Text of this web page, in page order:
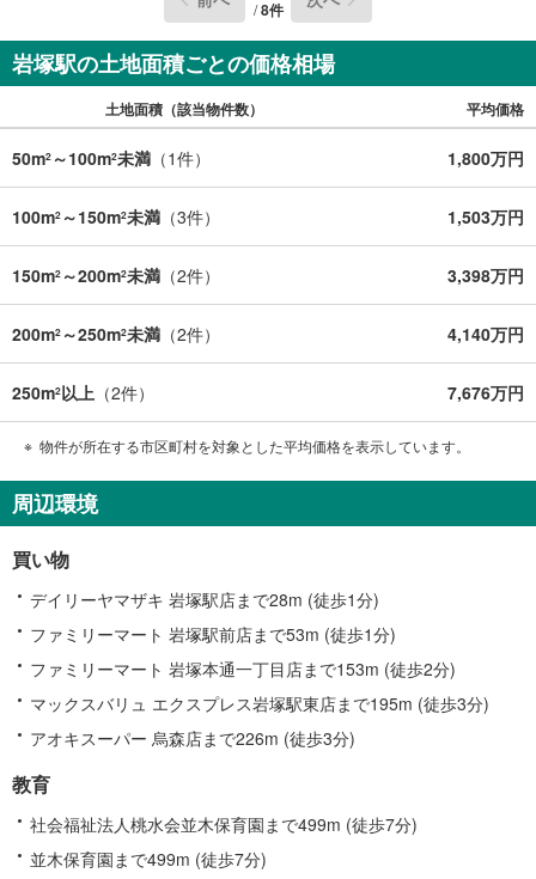
/8件
岩塚駅の土地面積ごとの価格相場
土地面積（該当物件数） 平均価格
50m2 ～100m2未満 （1件） 1,800万円
100m2 ～150m2未満 （3件） 1,503万円
150m2 ～200m2未満 （2件） 3,398万円
200m2 ～250m2未満 （2件） 4,140万円
250m2以上 （2件） 7,676万円
物件が所在する市区町村を対象とした平均価格を表示しています。
周辺環境
買い物
デイリーヤマザキ 岩塚駅店まで28m (徒歩1分)
ファミリーマート 岩塚駅前店まで53m (徒歩1分)
ファミリーマート 岩塚本通一丁目店まで153m (徒歩2分)
マックスバリュ エクスプレス岩塚駅東店まで195m (徒歩3分)
アオキスーパー 烏森店まで226m (徒歩3分)
教育
社会福祉法人桃水会並木保育園まで499m (徒歩7分)
並木保育園まで499m (徒歩7分)